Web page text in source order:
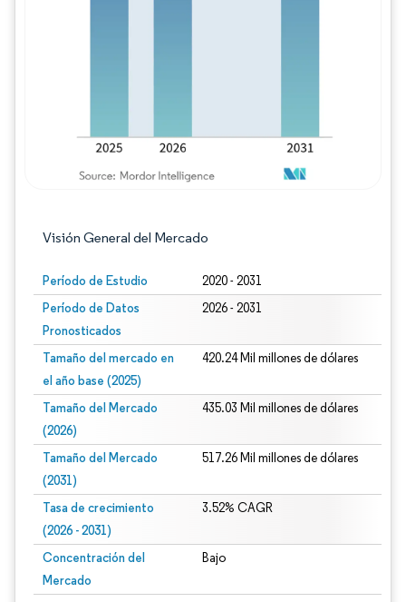
Visión General del Mercado
Período de Estudio 2020 - 2031
Período de Datos
Pronosticados
2026 - 2031
Tamaño del mercado en
el año base (2025)
420.24 Mil millones de dólares
Tamaño del Mercado
(2026)
435.03 Mil millones de dólares
Tamaño del Mercado
(2031)
517.26 Mil millones de dólares
Tasa de crecimiento
(2026 - 2031)
3.52% CAGR
Concentración del
Mercado
Bajo